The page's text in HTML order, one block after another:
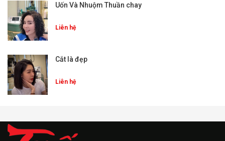
Uốn Và Nhuộm Thuần chay
Liên hệ
Cắt là đẹp
Liên hệ